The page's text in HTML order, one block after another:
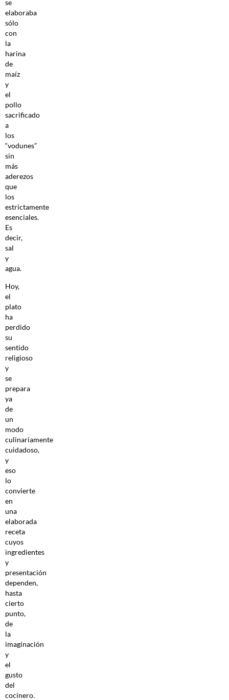
se
elaboraba
sólo
con
la
harina
de
maíz
y
el
pollo
sacrificado
a
los
“vodunes”
sin
más
aderezos
que
los
estrictamente
esenciales.
Es
decir,
sal
y
agua.
Hoy,
el
plato
ha
perdido
su
sentido
religioso
y
se
prepara
ya
de
un
modo
culinariamente
cuidadoso,
y
eso
lo
convierte
en
una
elaborada
receta
cuyos
ingredientes
y
presentación
dependen,
hasta
cierto
punto,
de
la
imaginación
y
el
gusto
del
cocinero.